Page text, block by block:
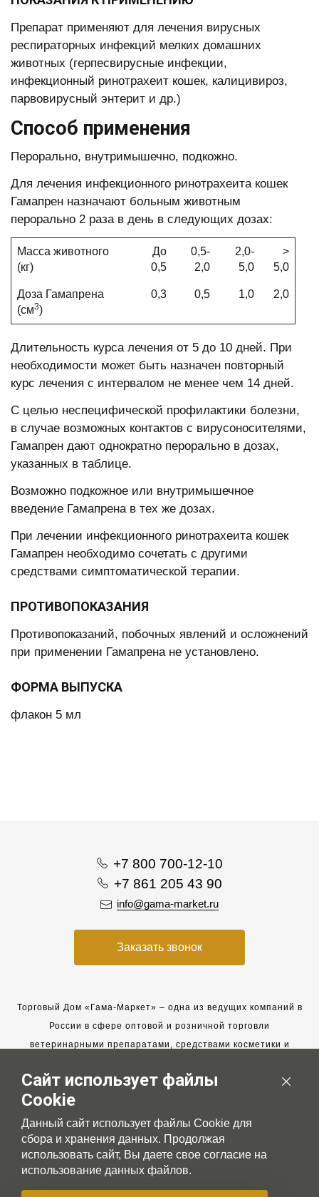
Препарат применяют для лечения вирусных
респираторных инфекций мелких домашних
животных (герпесвирусные инфекции,
инфекционный ринотрахеит кошек, калицивироз,
парвовирусный энтерит и др.)
Способ применения
Перорально, внутримышечно, подкожно.
Для лечения инфекционного ринотрахеита кошек
Гамапрен назначают больным животным
перорально 2 раза в день в следующих дозах:
Масса животного
(кг)
До
0,5
0,5-
2,0
2,0-
5,0
>
5,0
Доза Гамапрена
(см3)
0,3 0,5 1,0 2,0
Длительность курса лечения от 5 до 10 дней. При
необходимости может быть назначен повторный
курс лечения с интервалом не менее чем 14 дней.
С целью неспецифической профилактики болезни,
в случае возможных контактов с вирусоносителями,
Гамапрен дают однократно перорально в дозах,
указанных в таблице.
Возможно подкожное или внутримышечное
введение Гамапрена в тех же дозах.
При лечении инфекционного ринотрахеита кошек
Гамапрен необходимо сочетать с другими
средствами симптоматической терапии.
ПРОТИВОПОКАЗАНИЯ
Противопоказаний, побочных явлений и осложнений
при применении Гамапрена не установлено.
ФОРМА ВЫПУСКА
флакон 5 мл
+7 800 700-12-10
+7 861 205 43 90
info@gama-market.ru
Заказать звонок
Торговый Дом «Гама-Маркет» – одна из ведущих компаний в
России в сфере оптовой и розничной торговли
ветеринарными препаратами, средствами косметики и
Мы работаем с 2005 года. Мы приглашаем к сотрудничеству
новых клиентов и всегда рассчитываем на взаимовыгодные,
долгосрочные партнерские отношения.
Сайт использует файлы
Cookie
Данный сайт использует файлы Cookie для
сбора и хранения данных. Продолжая
использовать сайт, Вы даете свое согласие на
использование данных файлов.